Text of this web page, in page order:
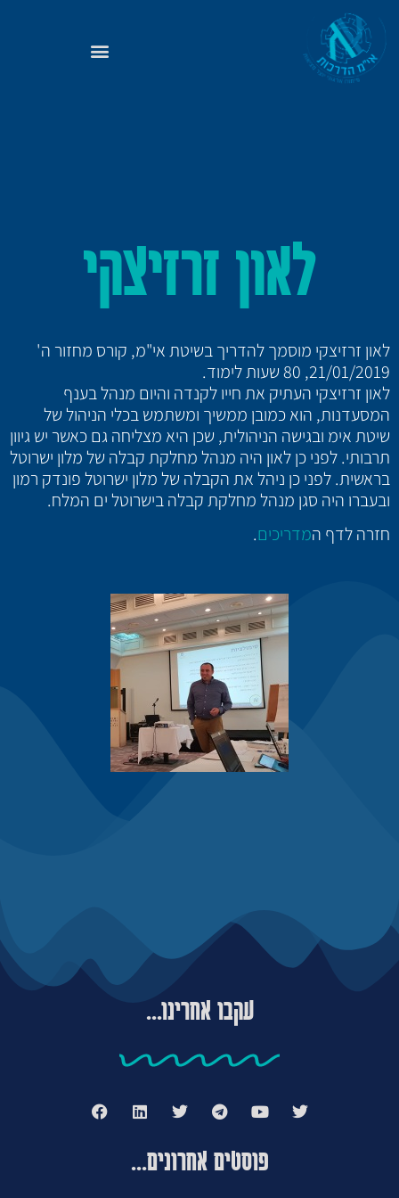
לאון זרזיצקי
לאון זרזיצקי מוסמך להדריך בשיטת אי"מ, קורס מחזור ה'
21/01/2019, 80 שעות לימוד.
לאון זרזיצקי העתיק את חייו לקנדה והיום מנהל בענף
המסעדנות, הוא כמובן ממשיך ומשתמש בכלי הניהול של
שיטת אימ ובגישה הניהולית, שכן היא מצליחה גם כאשר יש גיוון
תרבותי. לפני כן לאון היה מנהל מחלקת קבלה של מלון ישרוטל
בראשית. לפני כן ניהל את הקבלה של מלון ישרוטל פונדק רמון
ובעברו היה סגן מנהל מחלקת קבלה בישרוטל ים המלח.
חזרה לדף המדריכים.
עקבו אחרינו...
פוסטים אחרונים...